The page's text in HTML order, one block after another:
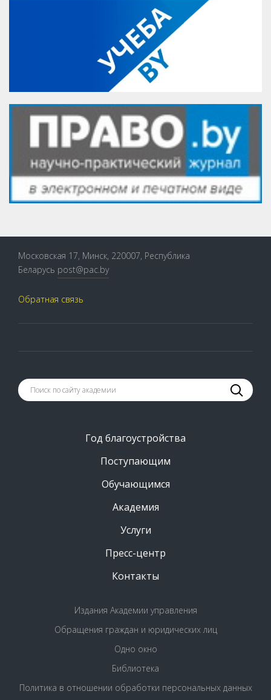
Московская 17, Минск, 220007, Республика
Беларусь post@pac.by
Обратная связь
Год благоустройства
Поступающим
Обучающимся
Академия
Услуги
Пресс-центр
Контакты
Издания Академии управления
Обращения граждан и юридических лиц
Одно окно
Библиотека
Политика в отношении обработки персональных данных